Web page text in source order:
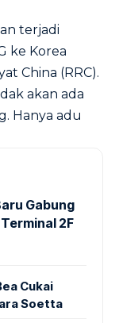
terjadi
ke Korea
China (RRC).
akan ada
Hanya adu
Gabung
2F
Cukai
Soetta